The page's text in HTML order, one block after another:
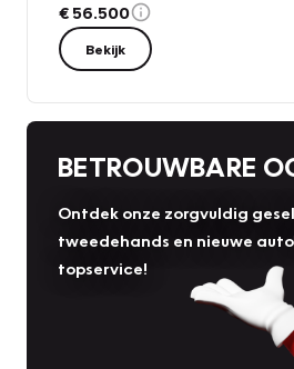
€ 56.500
Bekijk
BETROUWBARE
Ontdek onze zorgvuldig
tweedehands en nieuwe
topservice!